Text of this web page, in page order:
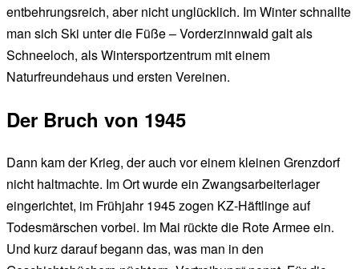
entbehrungsreich, aber nicht unglücklich. Im Winter schnallte
man sich Ski unter die Füße – Vorderzinnwald galt als
Schneeloch, als Wintersportzentrum mit einem
Naturfreundehaus und ersten Vereinen.
Der Bruch von 1945
Dann kam der Krieg, der auch vor einem kleinen Grenzdorf
nicht haltmachte. Im Ort wurde ein Zwangsarbeiterlager
eingerichtet, im Frühjahr 1945 zogen KZ-Häftlinge auf
Todesmärschen vorbei. Im Mai rückte die Rote Armee ein.
Und kurz darauf begann das, was man in den